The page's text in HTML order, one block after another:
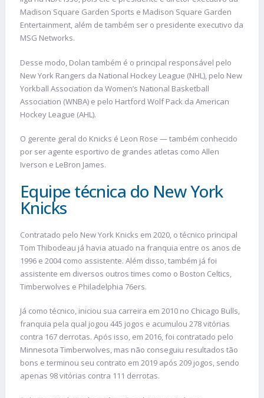
Madison Square Garden Sports e Madison Square Garden
Entertainment, além de também ser o presidente executivo da
MSG Networks.
Desse modo, Dolan também é o principal responsável pelo
New York Rangers da National Hockey League (NHL), pelo New
Yorkball Association da Women’s National Basketball
Association (WNBA) e pelo Hartford Wolf Pack da American
Hockey League (AHL).
O gerente geral do Knicks é Leon Rose — também conhecido
por ser agente esportivo de grandes atletas como Allen
Iverson e LeBron James.
Equipe técnica do New York
Knicks
Contratado pelo New York Knicks em 2020, o técnico principal
Tom Thibodeau já havia atuado na franquia entre os anos de
1996 e 2004 como assistente. Além disso, também já foi
assistente em diversos outros times como o Boston Celtics,
Timberwolves e Philadelphia 76ers.
Já como técnico, iniciou sua carreira em 2010 no Chicago Bulls,
franquia pela qual jogou 445 jogos e acumulou 278 vitórias
contra 167 derrotas. Após isso, em 2016, foi contratado pelo
Minnesota Timberwolves, mas não conseguiu resultados tão
bons e terminou seu contrato em 2019 após 209 jogos, sendo
apenas 98 vitórias contra 111 derrotas.